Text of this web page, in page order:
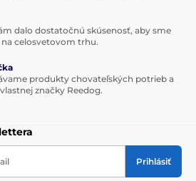
dalo dostatočnú skúsenosť, aby sme
celosvetovom trhu.
produkty chovateľských potrieb a
značky Reedog.
Prihlásiť